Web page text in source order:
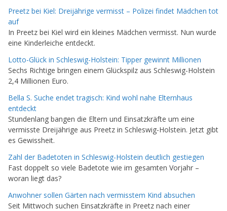
Preetz bei Kiel: Dreijährige vermisst – Polizei findet Mädchen tot
auf
In Preetz bei Kiel wird ein kleines Mädchen vermisst. Nun wurde
eine Kinderleiche entdeckt.
Lotto-Glück in Schleswig-Holstein: Tipper gewinnt Millionen
Sechs Richtige bringen einem Glückspilz aus Schleswig-Holstein
2,4 Millionen Euro.
Bella S. Suche endet tragisch: Kind wohl nahe Elternhaus
entdeckt
Stundenlang bangen die Eltern und Einsatzkräfte um eine
vermisste Dreijährige aus Preetz in Schleswig-Holstein. Jetzt gibt
es Gewissheit.
Zahl der Badetoten in Schleswig-Holstein deutlich gestiegen
Fast doppelt so viele Badetote wie im gesamten Vorjahr –
woran liegt das?
Anwohner sollen Gärten nach vermisstem Kind absuchen
Seit Mittwoch suchen Einsatzkräfte in Preetz nach einer